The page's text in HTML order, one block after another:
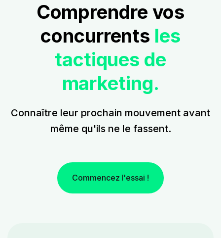
Comprendre vos
concurrents les
tactiques de
marketing.
Connaître leur prochain mouvement avant
même qu'ils ne le fassent.
Commencez l'essai !